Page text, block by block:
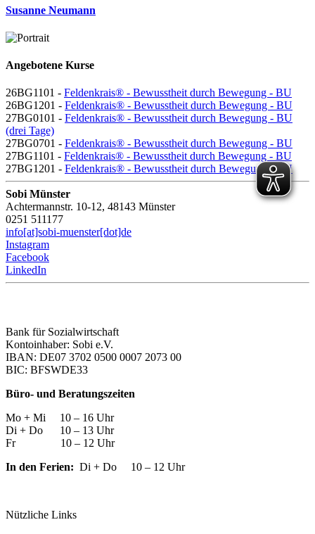
Susanne Neumann
Angebotene Kurse
26BG1101 - Feldenkrais® - Bewusstheit durch Bewegung - BU
26BG1201 - Feldenkrais® - Bewusstheit durch Bewegung - BU
27BG0101 - Feldenkrais® - Bewusstheit durch Bewegung - BU
(drei Tage)
27BG0701 - Feldenkrais® - Bewusstheit durch Bewegung - BU
27BG1101 - Feldenkrais® - Bewusstheit durch Bewegung - BU
27BG1201 - Feldenkrais® - Bewusstheit durch Bewegung - BU
Sobi Münster
Achtermannstr. 10-12, 48143 Münster
0251 511177
info[at]sobi-muenster[dot]de
Instagram
Facebook
LinkedIn
Bank für Sozialwirtschaft
Kontoinhaber: Sobi e.V.
IBAN: DE07 3702 0500 0007 2073 00
BIC: BFSWDE33
Büro- und Beratungszeiten
Mo + Mi 10 – 16 Uhr
Di + Do 10 – 13 Uhr
Fr 10 – 12 Uhr
In den Ferien: Di + Do 10 – 12 Uhr
Nützliche Links